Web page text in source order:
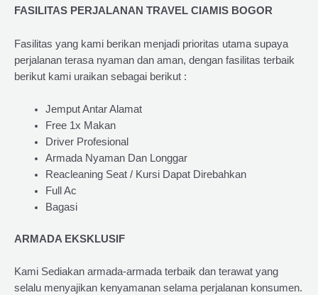
FASILITAS PERJALANAN TRAVEL CIAMIS BOGOR
Fasilitas yang kami berikan menjadi prioritas utama supaya
perjalanan terasa nyaman dan aman, dengan fasilitas terbaik
berikut kami uraikan sebagai berikut :
Jemput Antar Alamat
Free 1x Makan
Driver Profesional
Armada Nyaman Dan Longgar
Reacleaning Seat / Kursi Dapat Direbahkan
Full Ac
Bagasi
ARMADA EKSKLUSIF
Kami Sediakan armada-armada terbaik dan terawat yang
selalu menyajikan kenyamanan selama perjalanan konsumen.